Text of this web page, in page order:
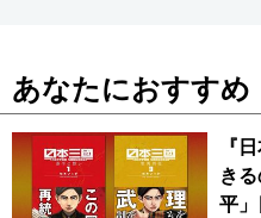
あなたにおすすめ
『
き
平